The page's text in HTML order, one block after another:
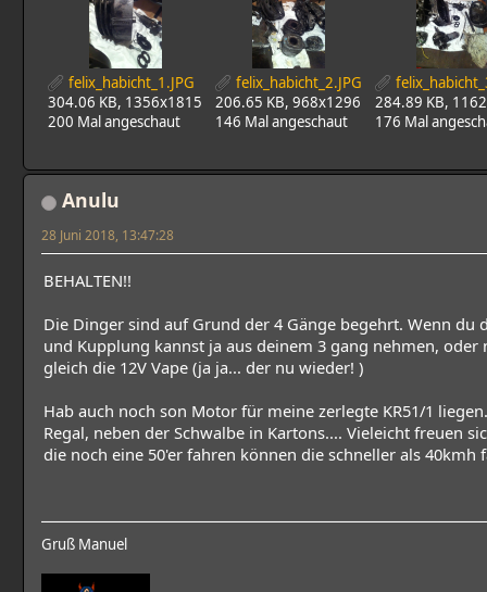
felix_habicht_1.JPG
304.06 KB, 1356x1815
200 Mal angeschaut
felix_habicht_2.JPG
206.65 KB, 968x1296
146 Mal angeschaut
284.89 KB,
176 Mal
Anulu
28 Juni 2018, 13:47:28
BEHALTEN!!
Die Dinger sind auf Grund der 4 Gänge begehrt. Wenn du
und Kupplung kannst ja aus deinem 3 gang nehmen,
gleich die 12V Vape (ja ja... der nu wieder! )
Hab auch noch son Motor für meine zerlegte KR51/1
Regal, neben der Schwalbe in Kartons.... Vieleicht freuen
die noch eine 50'er fahren können die schneller als 40kmh
Gruß Manuel